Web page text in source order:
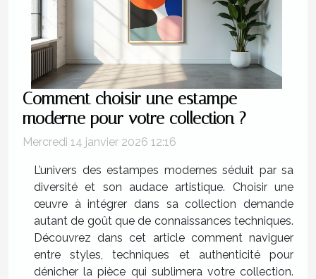
Comment choisir une estampe
moderne pour votre collection ?
Mercredi 14 janvier 2026 12:16
L’univers des estampes modernes séduit par sa
diversité et son audace artistique. Choisir une
œuvre à intégrer dans sa collection demande
autant de goût que de connaissances techniques.
Découvrez dans cet article comment naviguer
entre styles, techniques et authenticité pour
dénicher la pièce qui sublimera votre collection.